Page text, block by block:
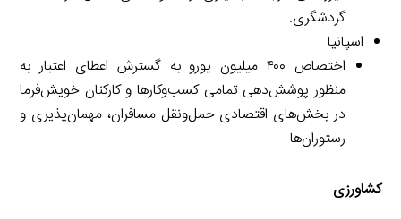
گردشگری.
اسپانیا
اختصاص ۴۰۰ میلیون یورو به گسترش اعطای اعتبار به
منظور پوشش‌دهی تمامی کسب‌وکارها و کارکنان خویش‌فرما
در بخش‌های اقتصادی حمل‌ونقل مسافران، مهمان‌پذیری و
رستوران‌ها
کشاورزی